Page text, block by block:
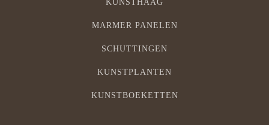
KUNSTHAAG
MARMER PANELEN
SCHUTTINGEN
KUNSTPLANTEN
KUNSTBOEKETTEN